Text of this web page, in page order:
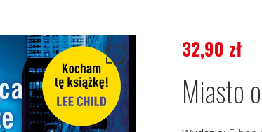
32,90 zł
Miasto